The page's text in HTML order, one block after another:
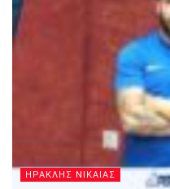
ΗΡΑΚΛΗΣ ΝΙΚΑΙΑΣ